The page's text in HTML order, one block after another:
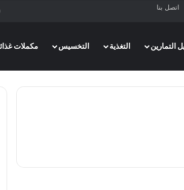
اتصل بنا
التمارين
التغذية التخسيس مكملات